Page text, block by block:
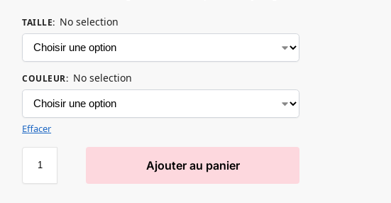
TAILLE: No selection
COULEUR: No selection
Effacer
Ajouter au panier